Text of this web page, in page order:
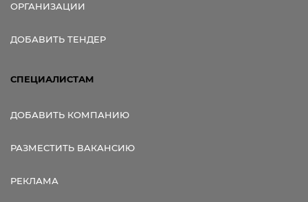
ОРГАНИЗАЦИИ
ДОБАВИТЬ ТЕНДЕР
СПЕЦИАЛИСТАМ
ДОБАВИТЬ КОМПАНИЮ
РАЗМЕСТИТЬ ВАКАНСИЮ
РЕКЛАМА